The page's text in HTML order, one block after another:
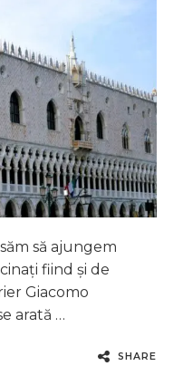
să ajungem
fiind și de
Giacomo
arată …
SHARE